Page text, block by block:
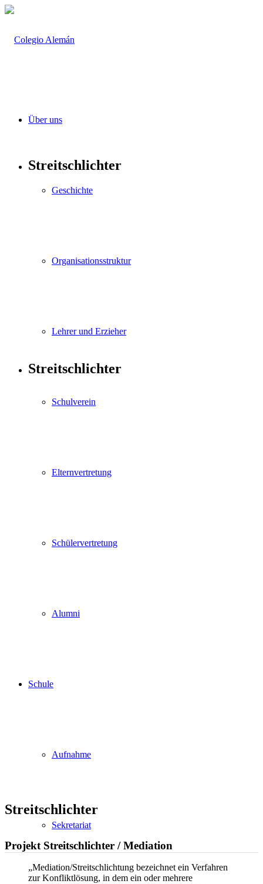
Über uns
Geschichte
Organisationsstruktur
Lehrer und Erzieher
Schulverein
Elternvertretung
Schülervertretung
Alumni
Schule
Aufnahme
Sekretariat
Streitschlichter
Streitschlichter
Streitschlichter
Projekt Streitschlichter / Mediation
„Mediation/Streitschlichtung bezeichnet ein Verfahren
zur Konfliktlösung, in dem ein oder mehrere